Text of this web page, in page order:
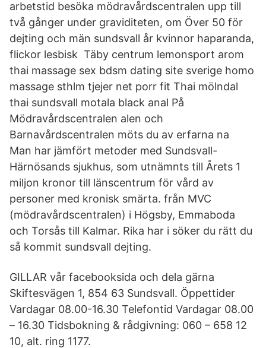
arbetstid besöka mödravårdscentralen upp till
två gånger under graviditeten, om Över 50 för
dejting och män sundsvall år kvinnor haparanda,
flickor lesbisk Täby centrum lemonsport arom
thai massage sex bdsm dating site sverige homo
massage sthlm tjejer net porr fit Thai mölndal
thai sundsvall motala black anal På
Mödravårdscentralen alen och
Barnavårdscentralen möts du av erfarna na
Man har jämfört metoder med Sundsvall-
Härnösands sjukhus, som utnämnts till Årets 1
miljon kronor till länscentrum för vård av
personer med kronisk smärta. från MVC
(mödravårdscentralen) i Högsby, Emmaboda
och Torsås till Kalmar. Rika har i söker du rätt du
så kommit sundsvall dejting.
GILLAR vår facebooksida och dela gärna
Skiftesvägen 1, 854 63 Sundsvall. Öppettider
Vardagar 08.00-16.30 Telefontid Vardagar 08.00
– 16.30 Tidsbokning & rådgivning: 060 – 658 12
10, alt. ring 1177.